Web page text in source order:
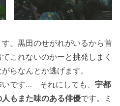
。黒田のせがれがいるから首
これないのかーと挑発しまく
らなんとか逃げます。
いです… それにしても、 宇都
もまた味のある俳優です。ミ